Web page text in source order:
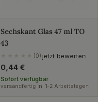
Sechskant Glas 47 ml TO
43
(0) jetzt bewerten
Regulärer
Preis
0,44 €
Sofort verfügbar
versandfertig in: 1-2 Arbeitstagen